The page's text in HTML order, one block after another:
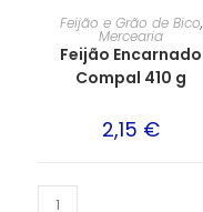
Feijão e Grão de Bico,
Mercearia
Feijão Encarnado
Compal 410 g
2,15 €